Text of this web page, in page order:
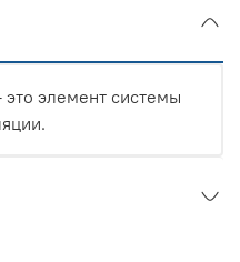
элемент системы